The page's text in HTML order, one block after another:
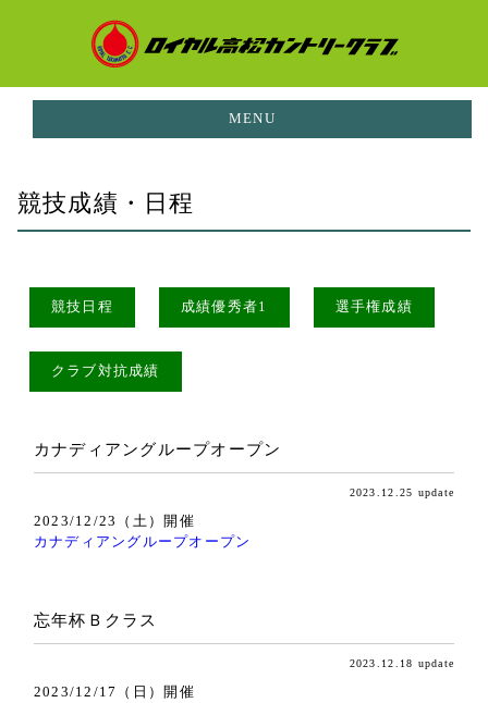
MENU
ご利用料金
交通・アクセス
ACCESS
競技成績・日程
競技日程 成績優秀者1 選手権成績
クラブ対抗成績
カナディアングループオープン
2023.12.25 update
2023/12/23（土）開催
カナディアングループオープン
忘年杯Ｂクラス
2023.12.18 update
2023/12/17（日）開催